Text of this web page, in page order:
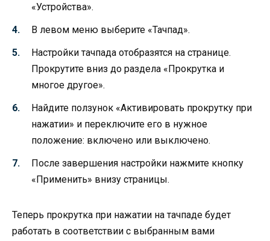
«Устройства».
В левом меню выберите «Тачпад».
Настройки тачпада отобразятся на странице.
Прокрутите вниз до раздела «Прокрутка и
многое другое».
Найдите ползунок «Активировать прокрутку при
нажатии» и переключите его в нужное
положение: включено или выключено.
После завершения настройки нажмите кнопку
«Применить» внизу страницы.
Теперь прокрутка при нажатии на тачпаде будет
работать в соответствии с выбранным вами